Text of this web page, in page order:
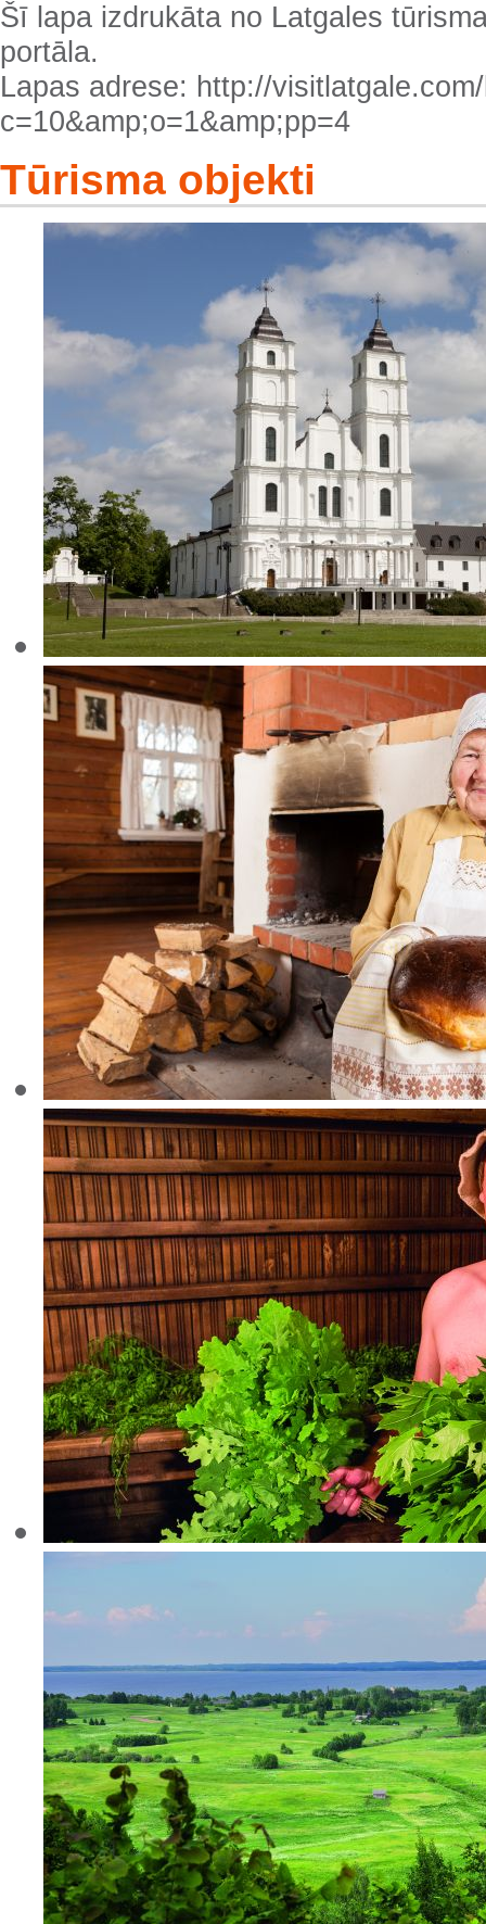
Šī lapa izdrukāta no Latgales
portāla.
Lapas adrese: http://
c=10&amp;o=1&amp;pp=4
Tūrisma objekti